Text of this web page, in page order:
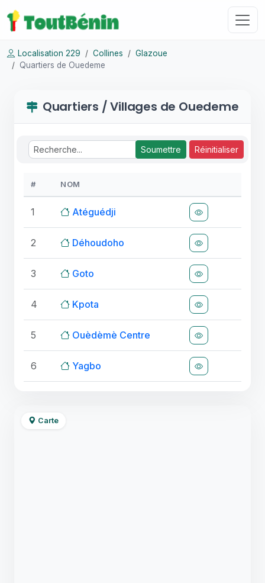
Localisation 229 Collines
Glazoue
Quartiers de Ouedeme
Quartiers / Villages de Ouedeme
Soumettre Réinitialiser
# NOM
1 Atéguédji
2 Déhoudoho
3 Goto
4 Kpota
5 Ouèdèmè Centre
6 Yagbo
Carte